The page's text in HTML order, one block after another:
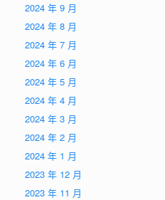
2024 年 9 月
2024 年 8 月
2024 年 7 月
2024 年 6 月
2024 年 5 月
2024 年 4 月
2024 年 3 月
2024 年 2 月
2024 年 1 月
2023 年 12 月
2023 年 11 月